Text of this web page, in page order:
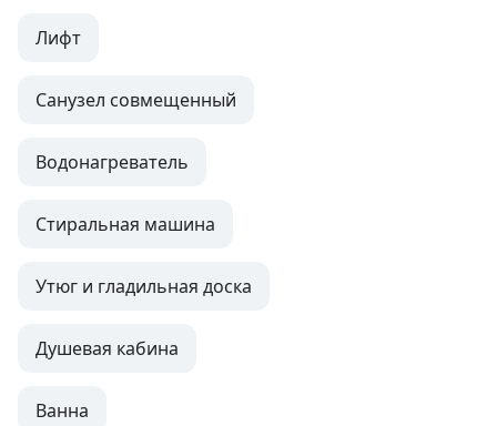
Лифт
Санузел совмещенный
Водонагреватель
Стиральная машина
Утюг и гладильная доска
Душевая кабина
Ванна